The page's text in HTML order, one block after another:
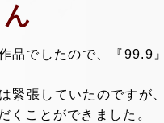
品でしたので、『99.9
緊張していたのですが
くことができました。